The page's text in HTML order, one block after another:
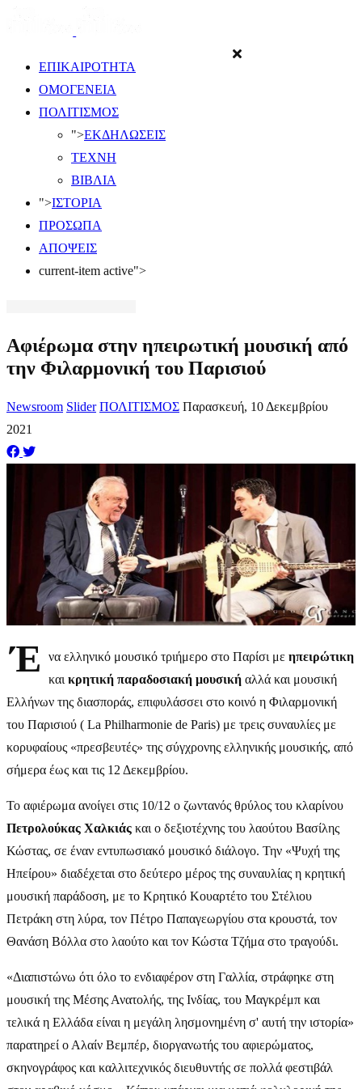
ΕΠΙΚΑΙΡΟΤΗΤΑ
ΟΜΟΓΕΝΕΙΑ
ΠΟΛΙΤΙΣΜΟΣ
">ΕΚΔΗΛΩΣΕΙΣ
ΤΕΧΝΗ
ΒΙΒΛΙΑ
">ΙΣΤΟΡΙΑ
ΠΡΟΣΩΠΑ
ΑΠΟΨΕΙΣ
current-item active">
Αφιέρωμα στην ηπειρωτική μουσική από
την Φιλαρμονική του Παρισιού
Newsroom Slider ΠΟΛΙΤΙΣΜΟΣ Παρασκευή, 10 Δεκεμβρίου
2021
Έ να ελληνικό μουσικό τριήμερο στο Παρίσι μεηπειρώτικη
και κρητική παραδοσιακή μουσική αλλά και μουσική
Ελλήνων της διασποράς, επιφυλάσσει στο κοινό η Φιλαρμονική
του Παρισιού ( La Philharmonie de Paris) με τρεις συναυλίες με
κορυφαίους «πρεσβευτές» της σύγχρονης ελληνικής μουσικής, από
σήμερα έως και τις 12 Δεκεμβρίου.
Το αφιέρωμα ανοίγει στις 10/12 ο ζωντανός θρύλος του κλαρίνου
Πετρολούκας Χαλκιάς και ο δεξιοτέχνης του λαούτου Βασίλης
Κώστας, σε έναν εντυπωσιακό μουσικό διάλογο. Την «Ψυχή της
Ηπείρου» διαδέχεται στο δεύτερο μέρος της συναυλίας η κρητική
μουσική παράδοση, με το Κρητικό Κουαρτέτο του Στέλιου
Πετράκη στη λύρα, τον Πέτρο Παπαγεωργίου στα κρουστά, τον
Θανάση Βόλλα στο λαούτο και τον Κώστα Τζήμα στο τραγούδι.
«Διαπιστώνω ότι όλο το ενδιαφέρον στη Γαλλία, στράφηκε στη
μουσική της Μέσης Ανατολής, της Ινδίας, του Μαγκρέμπ και
τελικά η Ελλάδα είναι η μεγάλη λησμονημένη σ' αυτή την ιστορία»
παρατηρεί ο Αλαίν Βεμπέρ, διοργανωτής του αφιερώματος,
σκηνογράφος και καλλιτεχνικός διευθυντής σε πολλά φεστιβάλ